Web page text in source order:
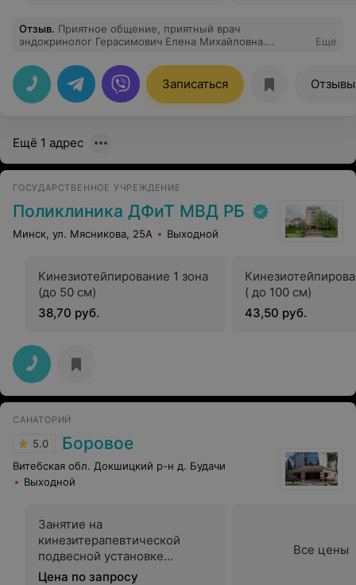
Отзыв. Приятное общение, приятный врач
эндокринолог Герасимович Елена Михайловна.
Еще
Записаться Отзывы
Ещё 1 адрес
ГОСУДАРСТВЕННОЕ УЧРЕЖДЕНИЕ
Поликлиника ДФиТ МВД РБ
Минск, ул. Мясникова, 25А Выходной
Кинезиотейпирование 1 зона
(до 50 см)
38,70 руб.
( до 100 см)
43,50 руб.
САНАТОРИЙ
5.0 Боровое
Витебская обл. Докшицкий р-н д. Будачи
Выходной
Занятие на
кинезитерапевтической
подвесной установке
«Экзарта»
Цена по запросу
Все цены